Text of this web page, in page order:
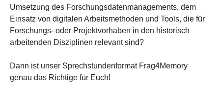
Umsetzung des Forschungsdatenmanagements, dem
Einsatz von digitalen Arbeitsmethoden und Tools, die für
Forschungs- oder Projektvorhaben in den historisch
arbeitenden Disziplinen relevant sind?
Dann ist unser Sprechstundenformat Frag4Memory
genau das Richtige für Euch!